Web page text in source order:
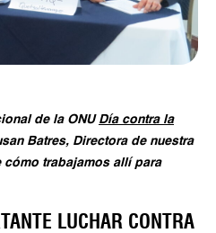
de la ONU Día contra la
Batres, Directora de nuestra
cómo trabajamos allí para
LUCHAR CONTRA